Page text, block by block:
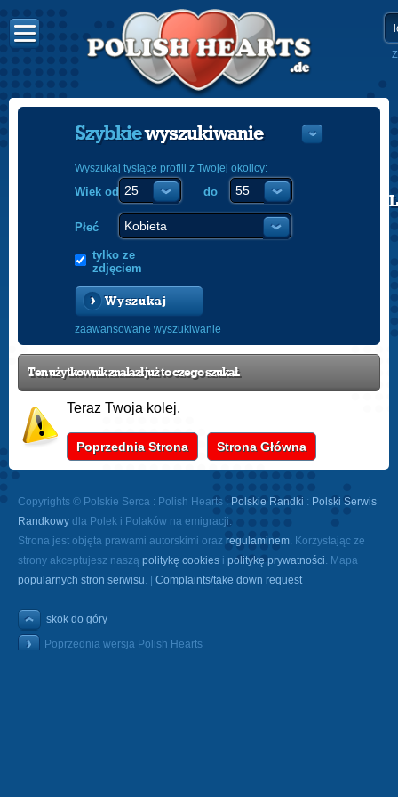
POLISH
Szybkiewyszukiwanie
Wyszukaj tysiące profili z Twojej okolicy:
Wiek od do
Płeć
tylko ze
zdjęciem
Wyszukaj
zaawansowane wyszukiwanie
Ten użytkownik znalazł już to czego szukał.
Teraz Twoja kolej.
Poprzednia Strona Strona Główna
Copyrights © Polskie Serca : Polish Hearts : Polskie Randki : Polski Serwis
Randkowy dla Polek i Polaków na emigracji.
Strona jest objęta prawami autorskimi oraz regulaminem. Korzystając ze
strony akceptujesz naszą politykę cookies i politykę prywatności. Mapa
popularnych stron serwisu. | Complaints/take down request
skok do góry
Poprzednia wersja Polish Hearts